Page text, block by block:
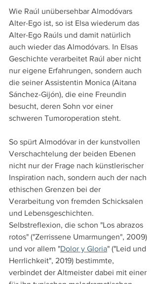
Wie Raúl unübersehbar Almodóvars
Alter-Ego ist, so ist Elsa wiederum das
Alter-Ego Raúls und damit natürlich
auch wieder das Almodóvars. In Elsas
Geschichte verarbeitet Raúl aber nicht
nur eigene Erfahrungen, sondern auch
die seiner Assistentin Monica (Aitana
Sánchez-Gijón), die eine Freundin
besucht, deren Sohn vor einer
schweren Tumoroperation steht.
So spürt Almodóvar in der kunstvollen
Verschachtelung der beiden Ebenen
nicht nur der Frage nach künstlerischer
Inspiration nach, sondern auch der nach
ethischen Grenzen bei der
Verarbeitung von fremden Schicksalen
und Lebensgeschichten.
Selbstreflexion, die schon "Los abrazos
rotos" ("Zerrissene Umarmungen", 2009)
und vor allem "Dolor y Gloria" ("Leid und
Herrlichkeit", 2019) bestimmte,
verbindet der Altmeister dabei mit einer